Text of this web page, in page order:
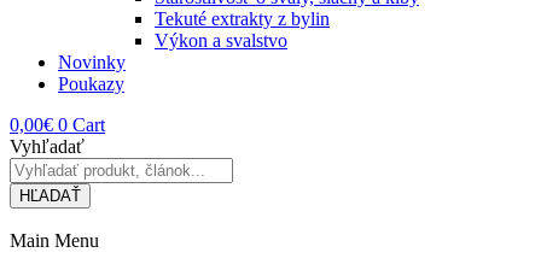
Tekuté extrakty z bylin
Výkon a svalstvo
Novinky
Poukazy
0,00€ 0 Cart
Vyhľadať
HĽADAŤ
Main Menu